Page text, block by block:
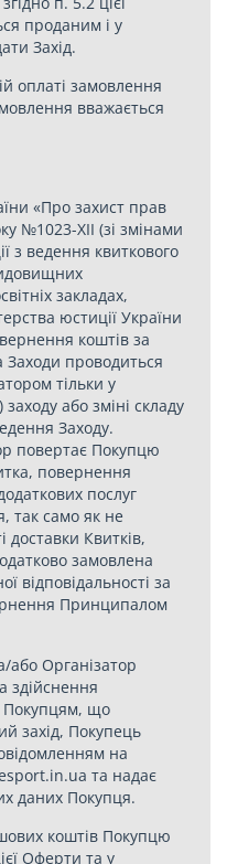
проданим і у
Захід.
оплаті замовлення
вважається
«Про захист прав
№1023-ХІІ (зі змінами
з ведення квиткового
закладах,
юстиції України
коштів за
Заходи проводиться
тільки у
або зміні складу
Заходу.
повертає Покупцю
повернення
послуг
так само як не
доставки Квитків,
замовлена
відповідальності за
Принципалом
Організатор
здійснення
Покупцям, що
захід, Покупець
на
та надає
даних Покупця.
коштів Покупцю
Оферти та у